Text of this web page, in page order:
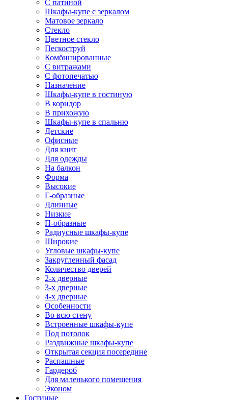
С патиной
Шкафы-купе с зеркалом
Матовое зеркало
Стекло
Цветное стекло
Пескоструй
Комбинированные
С витражами
С фотопечатью
Назначение
Шкафы-купе в гостиную
В коридор
В прихожую
Шкафы-купе в спальню
Детские
Офисные
Для книг
Для одежды
На балкон
Форма
Высокие
Г-образные
Длинные
Низкие
П-образные
Радиусные шкафы-купе
Широкие
Угловые шкафы-купе
Закругленный фасад
Количество дверей
2-х дверные
3-х дверные
4-х дверные
Особенности
Во всю стену
Встроенные шкафы-купе
Под потолок
Раздвижные шкафы-купе
Открытая секция посередине
Распашные
Гардероб
Для маленького помещения
Эконом
Гостиные